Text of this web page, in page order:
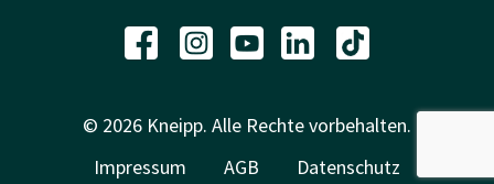
© 2026 Kneipp. Alle Rechte vorbehalten.
Impressum
AGB Datenschutz